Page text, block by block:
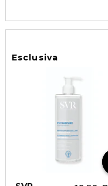
Esclusiva